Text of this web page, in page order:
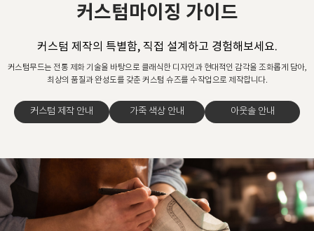
커스텀마이징 가이드
커스텀 제작의 특별함, 직접 설계하고 경험해보세요.
커스텀무드는 전통 제화 기술을 바탕으로 클래식한 디자인과 현대적인 감각을 조화롭게 담아,
최상의 품질과 완성도를 갖춘 커스텀 슈즈를 수작업으로 제작합니다.
커스텀 제작 안내 가죽 색상 안내 아웃솔 안내